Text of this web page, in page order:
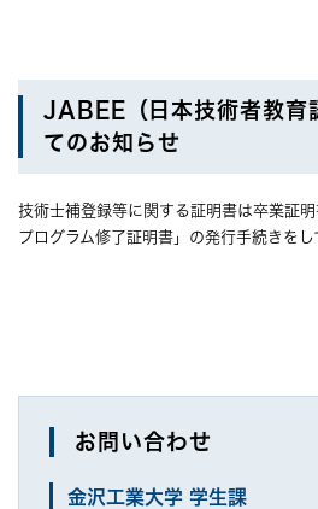
JABEE（日本技術者教育
てのお知らせ
技術士補登録等に関する証明書は卒業証
プログラム修了証明書」の発行手続きをし
お問い合わせ
金沢工業大学 学生課